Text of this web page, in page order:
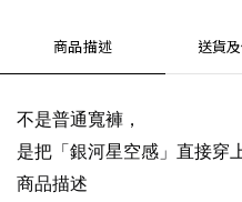
商品描述 送貨
不是普通寬褲，
是把「銀河星空感」直接穿
商品描述